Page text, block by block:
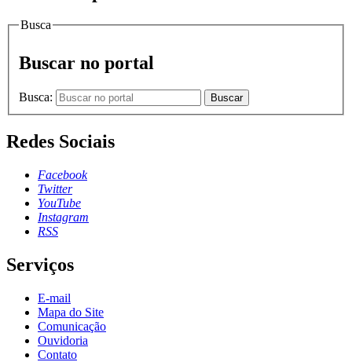
Busca
Buscar no portal
Busca: Buscar
Redes Sociais
Facebook
Twitter
YouTube
Instagram
RSS
Serviços
E-mail
Mapa do Site
Comunicação
Ouvidoria
Contato